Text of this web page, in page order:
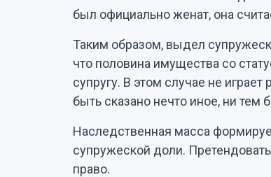
был официально женат, она
Таким образом, выдел
что половина имущества со
супругу. В этом случае не
быть сказано нечто иное, ни тем
Наследственная масса
супружеской доли.
право.